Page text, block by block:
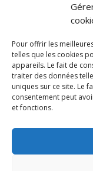
Pour offrir les
telles que les cookies
appareils. Le fait de
traiter des données
uniques sur ce site. Le
consentement peut
et fonctions.
SAINT
85 rue de Limayrac.
31079 TOULOUSE
Standard